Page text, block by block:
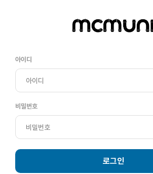
아이디
비밀번호
로그인